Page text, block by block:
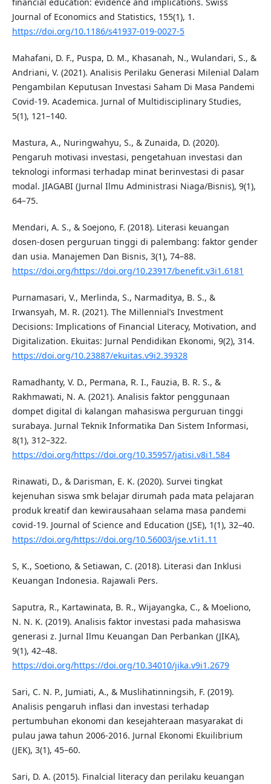
Journal of Economics and Statistics, 155(1), 1.
https://doi.org/10.1186/s41937-019-0027-5
Mahafani, D. F., Puspa, D. M., Khasanah, N., Wulandari, S., &
Andriani, V. (2021). Analisis Perilaku Generasi Milenial Dalam
Pengambilan Keputusan Investasi Saham Di Masa Pandemi
Covid-19. Academica. Jurnal of Multidisciplinary Studies,
5(1), 121–140.
Mastura, A., Nuringwahyu, S., & Zunaida, D. (2020).
Pengaruh motivasi investasi, pengetahuan investasi dan
teknologi informasi terhadap minat berinvestasi di pasar
modal. JIAGABI (Jurnal Ilmu Administrasi Niaga/Bisnis), 9(1),
64–75.
Mendari, A. S., & Soejono, F. (2018). Literasi keuangan
dosen-dosen perguruan tinggi di palembang: faktor gender
dan usia. Manajemen Dan Bisnis, 3(1), 74–88.
https://doi.org/https://doi.org/10.23917/benefit.v3i1.6181
Purnamasari, V., Merlinda, S., Narmaditya, B. S., &
Irwansyah, M. R. (2021). The Millennial’s Investment
Decisions: Implications of Financial Literacy, Motivation, and
Digitalization. Ekuitas: Jurnal Pendidikan Ekonomi, 9(2), 314.
https://doi.org/10.23887/ekuitas.v9i2.39328
Ramadhanty, V. D., Permana, R. I., Fauzia, B. R. S., &
Rakhmawati, N. A. (2021). Analisis faktor penggunaan
dompet digital di kalangan mahasiswa perguruan tinggi
surabaya. Jurnal Teknik Informatika Dan Sistem Informasi,
8(1), 312–322.
https://doi.org/https://doi.org/10.35957/jatisi.v8i1.584
Rinawati, D., & Darisman, E. K. (2020). Survei tingkat
kejenuhan siswa smk belajar dirumah pada mata pelajaran
produk kreatif dan kewirausahaan selama masa pandemi
covid-19. Journal of Science and Education (JSE), 1(1), 32–40.
https://doi.org/https://doi.org/10.56003/jse.v1i1.11
S, K., Soetiono, & Setiawan, C. (2018). Literasi dan Inklusi
Keuangan Indonesia. Rajawali Pers.
Saputra, R., Kartawinata, B. R., Wijayangka, C., & Moeliono,
N. N. K. (2019). Analisis faktor investasi pada mahasiswa
generasi z. Jurnal Ilmu Keuangan Dan Perbankan (JIKA),
9(1), 42–48.
https://doi.org/https://doi.org/10.34010/jika.v9i1.2679
Sari, C. N. P., Jumiati, A., & Muslihatinningsih, F. (2019).
Analisis pengaruh inflasi dan investasi terhadap
pertumbuhan ekonomi dan kesejahteraan masyarakat di
pulau jawa tahun 2006-2016. Jurnal Ekonomi Ekuilibrium
(JEK), 3(1), 45–60.
Sari, D. A. (2015). Finalcial literacy dan perilaku keuangan